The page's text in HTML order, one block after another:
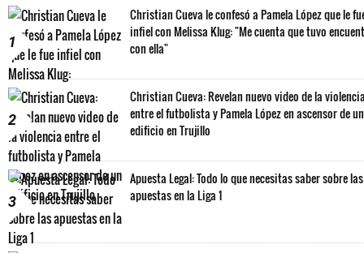
1
Christian Cueva le confesó a Pamela López que le
infiel con Melissa Klug: "Me cuenta que tuvo
con ella"
2
Christian Cueva: Revelan nuevo video de la
entre el futbolista y Pamela López en ascensor de un
edificio en Trujillo
3
Apuesta Legal: Todo lo que necesitas saber sobre las
apuestas en la Liga 1